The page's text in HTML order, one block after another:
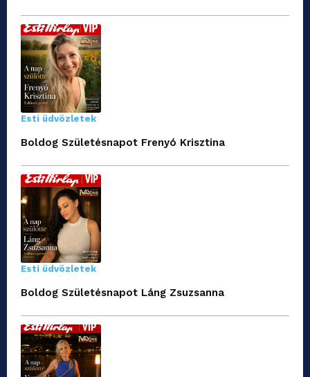
Esti üdvözletek
Boldog Születésnapot Frenyó Krisztina
Esti üdvözletek
Boldog Születésnapot Láng Zsuzsanna